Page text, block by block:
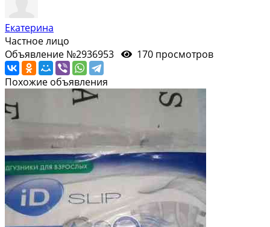
Екатерина
Частное лицо
Объявление №2936953
170 просмотров
Похожие объявления